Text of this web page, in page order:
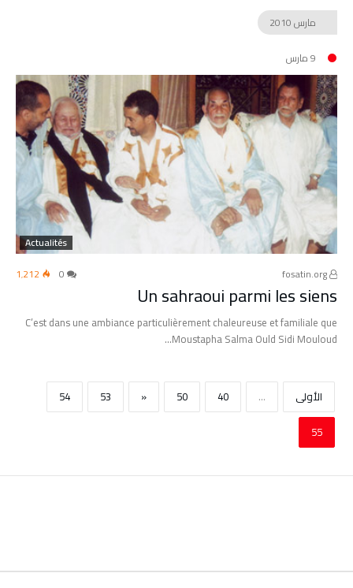
مارس2010
9 مارس
Actualités
1٬212
Un sahraoui parmi les siens
C’est dans une ambiance particulièrement chaleureuse et familiale que
Moustapha Salma Ould Sidi Mouloud…
‫الأولى‬ ...
40
50
«
53
54
55